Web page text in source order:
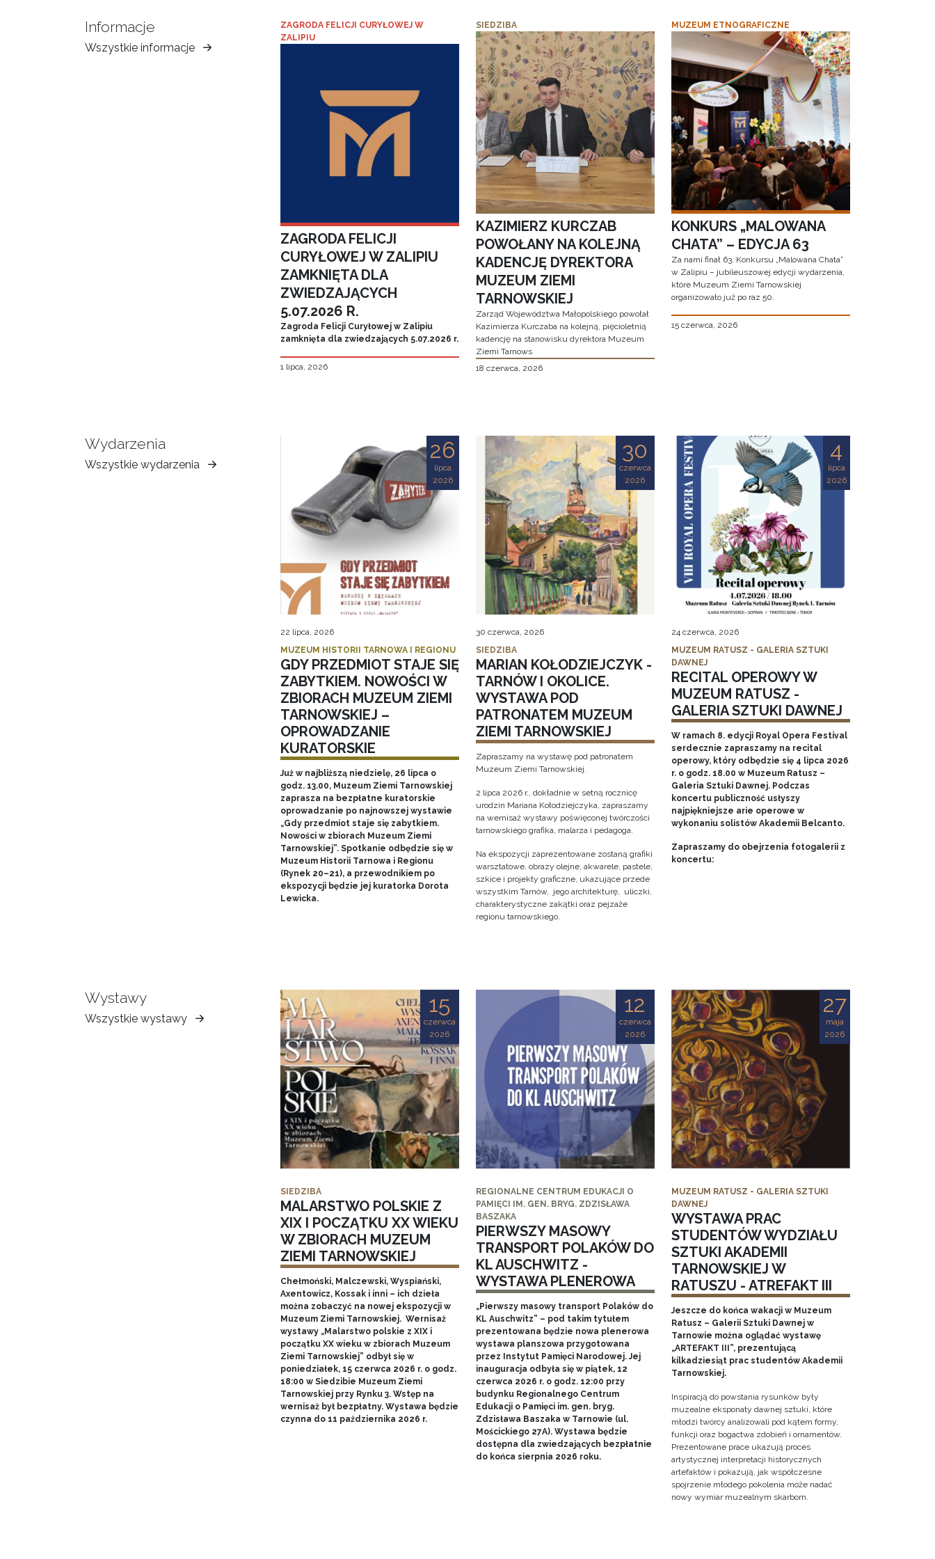
Informacje
Wszystkie informacje
Muzeum
ZAGRODA FELICJI CURYŁOWEJ W
ZALIPIU
ZAGRODA FELICJI
CURYŁOWEJ W ZALIPIU
ZAMKNIĘTA DLA
ZWIEDZAJĄCYCH
5.07.2026 R.
Zagroda Felicji Curyłowej w Zalipiu
zamknięta dla zwiedzających 5.07.2026 r.
1 lipca, 2026
SIEDZIBA
KAZIMIERZ KURCZAB
POWOŁANY NA KOLEJNĄ
KADENCJĘ DYREKTORA
MUZEUM ZIEMI
TARNOWSKIEJ
Zarząd Województwa Małopolskiego powołał
Kazimierza Kurczaba na kolejną, pięcioletnią
kadencję na stanowisku dyrektora Muzeum
Ziemi Tarnows
18 czerwca, 2026
MUZEUM ETNOGRAFICZNE
KONKURS „MALOWANA
CHATA” – EDYCJA 63
Za nami finał 63. Konkursu „Malowana Chata”
w Zalipiu – jubileuszowej edycji wydarzenia,
które Muzeum Ziemi Tarnowskiej
organizowało już po raz 50.
15 czerwca, 2026
Wydarzenia
Wszystkie wydarzenia
Muzeum
26
lipca
2026
22 lipca, 2026
MUZEUM HISTORII TARNOWA I REGIONU
GDY PRZEDMIOT STAJE SIĘ
ZABYTKIEM. NOWOŚCI W
ZBIORACH MUZEUM ZIEMI
TARNOWSKIEJ –
OPROWADZANIE
KURATORSKIE
Już w najbliższą niedzielę, 26 lipca o
godz. 13.00, Muzeum Ziemi Tarnowskiej
zaprasza na bezpłatne kuratorskie
oprowadzanie po najnowszej wystawie
„Gdy przedmiot staje się zabytkiem.
Nowości w zbiorach Muzeum Ziemi
Tarnowskiej”. Spotkanie odbędzie się w
Muzeum Historii Tarnowa i Regionu
(Rynek 20–21), a przewodnikiem po
ekspozycji będzie jej kuratorka Dorota
Lewicka.
30
czerwca
2026
30 czerwca, 2026
SIEDZIBA
MARIAN KOŁODZIEJCZYK -
TARNÓW I OKOLICE.
WYSTAWA POD
PATRONATEM MUZEUM
ZIEMI TARNOWSKIEJ
Zapraszamy na wystawę pod patronatem
Muzeum Ziemi Tarnowskiej.
2 lipca 2026 r., dokładnie w setną rocznicę
urodzin Mariana Kołodziejczyka, zapraszamy
na wernisaż wystawy poświęconej twórczości
tarnowskiego grafika, malarza i pedagoga.
Na ekspozycji zaprezentowane zostaną grafiki
warsztatowe, obrazy olejne, akwarele, pastele,
szkice i projekty graficzne, ukazujące przede
wszystkim Tarnów, jego architekturę, uliczki,
charakterystyczne zakątki oraz pejzaże
regionu tarnowskiego.
4
lipca
2026
24 czerwca, 2026
MUZEUM RATUSZ - GALERIA SZTUKI
DAWNEJ
RECITAL OPEROWY W
MUZEUM RATUSZ -
GALERIA SZTUKI DAWNEJ
W ramach 8. edycji Royal Opera Festival
serdecznie zapraszamy na recital
operowy, który odbędzie się 4 lipca 2026
r. o godz. 18.00 w Muzeum Ratusz –
Galeria Sztuki Dawnej. Podczas
koncertu publiczność usłyszy
najpiękniejsze arie operowe w
wykonaniu solistów Akademii Belcanto.
Zapraszamy do obejrzenia fotogalerii z
koncertu:
Wystawy
Wszystkie wystawy
Muzeum
15
czerwca
2026
SIEDZIBA
MALARSTWO POLSKIE Z
XIX I POCZĄTKU XX WIEKU
W ZBIORACH MUZEUM
ZIEMI TARNOWSKIEJ
Chełmoński, Malczewski, Wyspiański,
Axentowicz, Kossak i inni – ich dzieła
można zobaczyć na nowej ekspozycji w
Muzeum Ziemi Tarnowskiej. Wernisaż
wystawy „Malarstwo polskie z XIX i
początku XX wieku w zbiorach Muzeum
Ziemi Tarnowskiej” odbył się w
poniedziałek, 15 czerwca 2026 r. o godz.
18:00 w Siedzibie Muzeum Ziemi
Tarnowskiej przy Rynku 3. Wstęp na
wernisaż był bezpłatny. Wystawa będzie
czynna do 11 października 2026 r.
12
czerwca
2026
REGIONALNE CENTRUM EDUKACJI O
PAMIĘCI IM. GEN. BRYG. ZDZISŁAWA
BASZAKA
PIERWSZY MASOWY
TRANSPORT POLAKÓW DO
KL AUSCHWITZ -
WYSTAWA PLENEROWA
„Pierwszy masowy transport Polaków do
KL Auschwitz” – pod takim tytułem
prezentowana będzie nowa plenerowa
wystawa planszowa przygotowana
przez Instytut Pamięci Narodowej. Jej
inauguracja odbyła się w piątek, 12
czerwca 2026 r. o godz. 12:00 przy
budynku Regionalnego Centrum
Edukacji o Pamięci im. gen. bryg.
Zdzisława Baszaka w Tarnowie (ul.
Mościckiego 27A). Wystawa będzie
dostępna dla zwiedzających bezpłatnie
do końca sierpnia 2026 roku.
27
maja
2026
MUZEUM RATUSZ - GALERIA SZTUKI
DAWNEJ
WYSTAWA PRAC
STUDENTÓW WYDZIAŁU
SZTUKI AKADEMII
TARNOWSKIEJ W
RATUSZU - ATREFAKT III
Jeszcze do końca wakacji w Muzeum
Ratusz – Galerii Sztuki Dawnej w
Tarnowie można oglądać wystawę
„ARTEFAKT III”, prezentującą
kilkadziesiąt prac studentów Akademii
Tarnowskiej.
Inspiracją do powstania rysunków były
muzealne eksponaty dawnej sztuki, które
młodzi twórcy analizowali pod kątem formy,
funkcji oraz bogactwa zdobień i ornamentów.
Prezentowane prace ukazują proces
artystycznej interpretacji historycznych
artefaktów i pokazują, jak współczesne
spojrzenie młodego pokolenia może nadać
nowy wymiar muzealnym skarbom.